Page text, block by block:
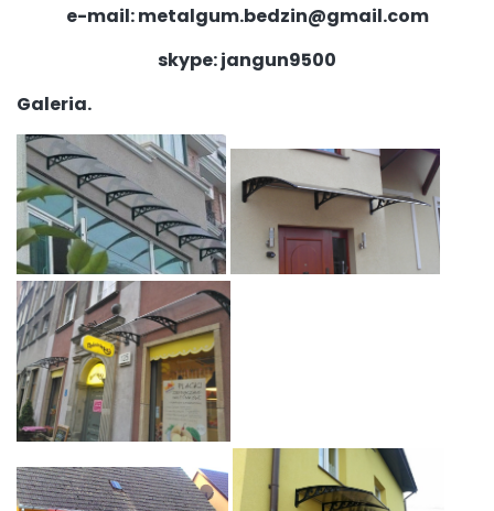
e-mail: metalgum.bedzin@gmail.com
skype: jangun9500
Galeria.